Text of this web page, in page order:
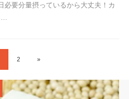
必要分量摂っているから大丈夫！カ
2 »